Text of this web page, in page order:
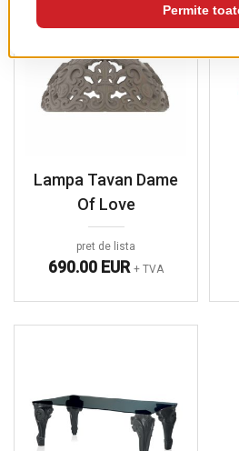
Lampa Tavan Dame
Of Love
pret de lista
690.00 EUR + TVA